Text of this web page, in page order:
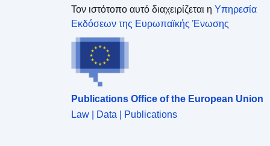
Τον ιστότοπο αυτό διαχειρίζεται η Υπηρεσία
Εκδόσεων της Ευρωπαϊκής Ένωσης
Publications Office of the European Union
Law | Data | Publications